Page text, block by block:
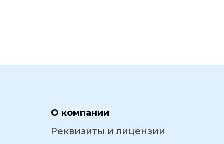
О компании
Реквизиты и лицензии